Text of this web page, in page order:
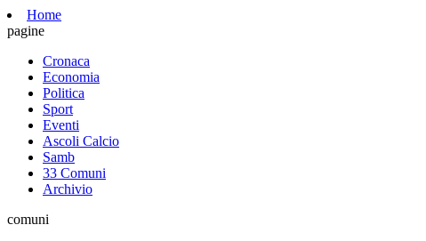
Home
pagine
Cronaca
Economia
Politica
Sport
Eventi
Ascoli Calcio
Samb
33 Comuni
Archivio
comuni